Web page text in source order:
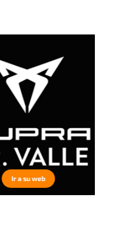
Ir a su web